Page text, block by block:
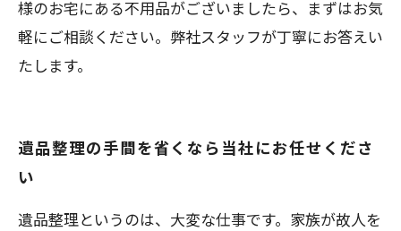
様のお宅にある不用品がございましたら、まずはお気
軽にご相談ください。弊社スタッフが丁寧にお答えい
たします。
遺品整理の手間を省くなら当社にお任せくださ
い
遺品整理というのは、大変な仕事です。家族が故人を